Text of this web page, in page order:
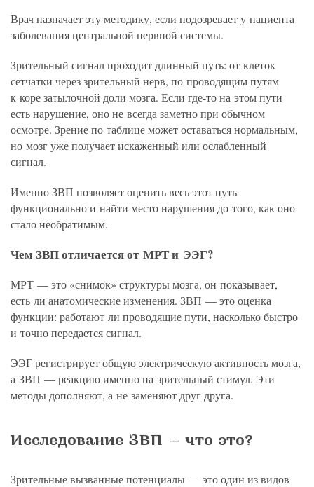
Врач назначает эту методику, если подозревает у пациента
заболевания центральной нервной системы.
Зрительный сигнал проходит длинный путь: от клеток
сетчатки через зрительный нерв, по проводящим путям
к коре затылочной доли мозга. Если где-то на этом пути
есть нарушение, оно не всегда заметно при обычном
осмотре. Зрение по таблице может оставаться нормальным,
но мозг уже получает искаженный или ослабленный
сигнал.
Именно ЗВП позволяет оценить весь этот путь
функционально и найти место нарушения до того, как оно
стало необратимым.
Чем ЗВП отличается от МРТ и ЭЭГ?
МРТ — это «снимок» структуры мозга, он показывает,
есть ли анатомические изменения. ЗВП — это оценка
функции: работают ли проводящие пути, насколько быстро
и точно передается сигнал.
ЭЭГ регистрирует общую электрическую активность мозга,
а ЗВП — реакцию именно на зрительный стимул. Эти
методы дополняют, а не заменяют друг друга.
Исследование ЗВП — что это?
Зрительные вызванные потенциалы — это один из видов